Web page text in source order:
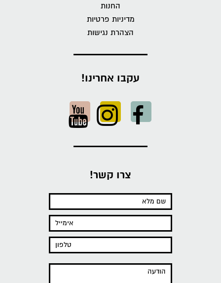
החנות
מדיניות פרטיות
הצהרת נגישות
עקבו אחרינו!
צרו קשר!